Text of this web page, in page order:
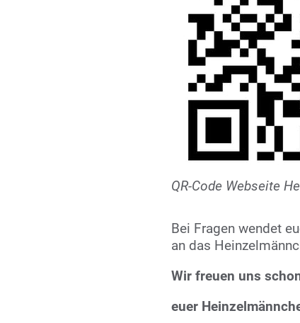
QR-Code Webseite
Bei Fragen wendet
an das
Wir freuen uns
euer